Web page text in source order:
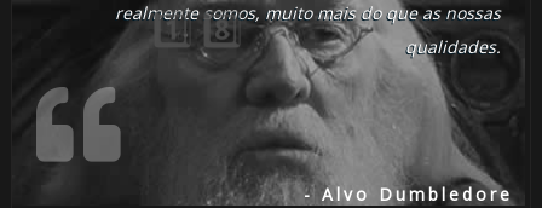
realmente somos, muito mais do que as nossas
qualidades.
- Alvo Dumbledore
🎂
⚡